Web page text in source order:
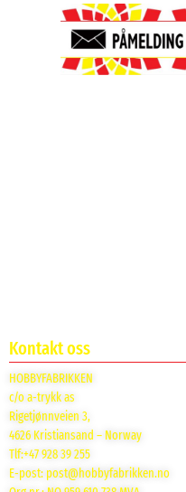
Kontakt oss
HOBBYFABRIKKEN
c/o a-trykk as
Rigetjønnveien 3,
4626 Kristiansand – Norway
Tlf:+47 928 39 255
E-post: post@hobbyfabrikken.no